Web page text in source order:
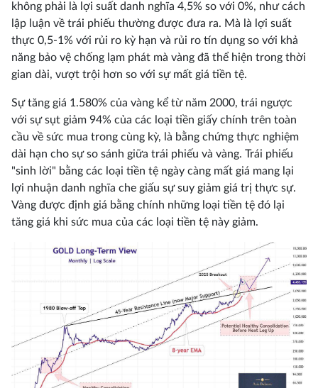
không phải là lợi suất danh nghĩa 4,5% so với 0%, như cách
lập luận về trái phiếu thường được đưa ra. Mà là lợi suất
thực 0,5-1% với rủi ro kỳ hạn và rủi ro tín dụng so với khả
năng bảo vệ chống lạm phát mà vàng đã thể hiện trong thời
gian dài, vượt trội hơn so với sự mất giá tiền tệ.
Sự tăng giá 1.580% của vàng kể từ năm 2000, trái ngược
với sự sụt giảm 94% của các loại tiền giấy chính trên toàn
cầu về sức mua trong cùng kỳ, là bằng chứng thực nghiệm
dài hạn cho sự so sánh giữa trái phiếu và vàng. Trái phiếu
"sinh lời" bằng các loại tiền tệ ngày càng mất giá mang lại
lợi nhuận danh nghĩa che giấu sự suy giảm giá trị thực sự.
Vàng được định giá bằng chính những loại tiền tệ đó lại
tăng giá khi sức mua của các loại tiền tệ này giảm.